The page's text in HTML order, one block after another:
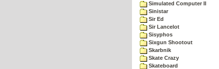
Simulated Computer II
Sinistar
Sir Ed
Sir Lancelot
Sisyphos
Sixgun Shootout
Skarbnik
Skate Crazy
Skateboard